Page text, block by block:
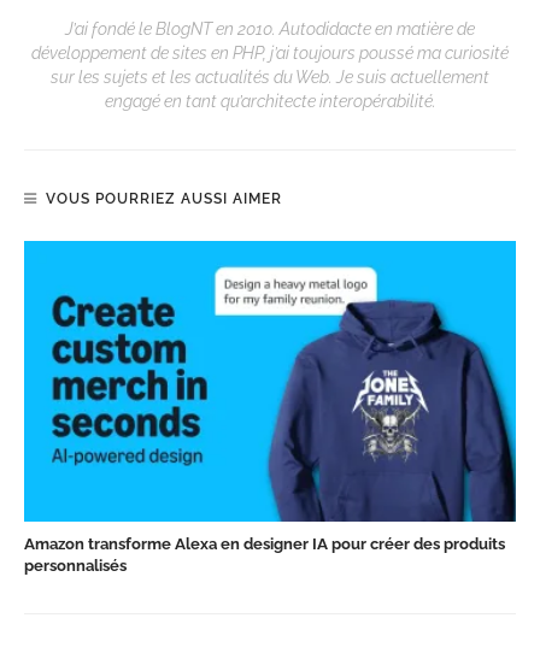
J’ai fondé le BlogNT en 2010. Autodidacte en matière de
développement de sites en PHP, j’ai toujours poussé ma curiosité
sur les sujets et les actualités du Web. Je suis actuellement
engagé en tant qu’architecte interopérabilité.
VOUS POURRIEZ AUSSI AIMER
Amazon transforme Alexa en designer IA pour créer des produits
personnalisés